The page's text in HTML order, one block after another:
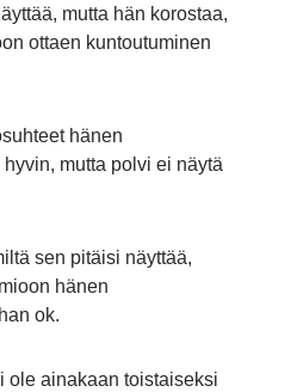
mutta hän korostaa,
ottaen kuntoutuminen
hänen
mutta polvi ei näytä
sen pitäisi näyttää,
hänen
ok.
ole ainakaan toistaiseksi